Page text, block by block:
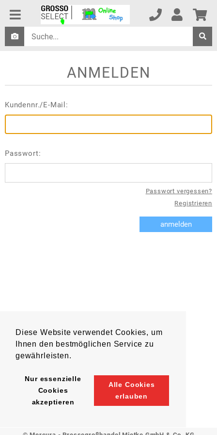
Diese Website verwendet Cookies, um
Ihnen den bestmöglichen Service zu
gewährleisten.
Nur essenzielle
Cookies
akzeptieren
Alle Cookies
erlauben
ANMELDEN
Kundennr./E-Mail:
Passwort:
Passwort vergessen?
Registrieren
anmelden